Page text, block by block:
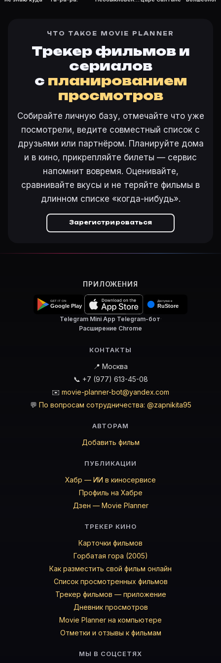
ЧТО ТАКОЕ MOVIE PLANNER
Трекер фильмов и
сериалов
с планированием
просмотров
Собирайте личную базу, отмечайте что уже
посмотрели, ведите совместный список с
друзьями или партнёром. Планируйте дома
и в кино, прикрепляйте билеты — сервис
напомнит вовремя. Оценивайте,
сравнивайте вкусы и не теряйте фильмы в
длинном списке «когда-нибудь».
Зарегистрироваться
ПРИЛОЖЕНИЯ
Telegram Mini App·Telegram-бот·
Расширение Chrome
КОНТАКТЫ
📍 Москва
📞 +7 (977) 613-45-08
✉️ movie-planner-bot@yandex.com
💬 По вопросам сотрудничества: @zapnikita95
АВТОРАМ
Добавить фильм
ПУБЛИКАЦИИ
Хабр — ИИ в киносервисе
Профиль на Хабре
Дзен — Movie Planner
ТРЕКЕР КИНО
Карточки фильмов
Горбатая гора (2005)
Как разместить свой фильм онлайн
Список просмотренных фильмов
Трекер фильмов — приложение
Дневник просмотров
Movie Planner на компьютере
Отметки и отзывы к фильмам
МЫ В СОЦСЕТЯХ